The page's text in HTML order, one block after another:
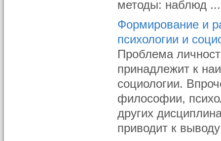
методы: наблюд ...
Формирование и
психологии и
Проблема
принадлежит к
социологии.
философии,
других
приводит к